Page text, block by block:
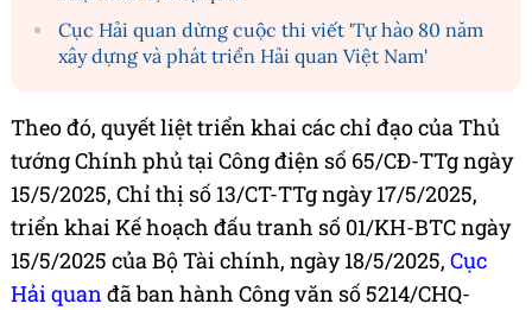
Cục Hải quan dừng cuộc thi viết 'Tự hào 80 năm
xây dựng và phát triển Hải quan Việt Nam'
Theo đó, quyết liệt triển khai các chỉ đạo của Thủ
tướng Chính phủ tại Công điện số 65/CĐ-TTg ngày
15/5/2025, Chỉ thị số 13/CT-TTg ngày 17/5/2025,
triển khai Kế hoạch đấu tranh số 01/KH-BTC ngày
15/5/2025 của Bộ Tài chính, ngày 18/5/2025, Cục
Hải quanđã ban hành Công văn số 5214/CHQ-